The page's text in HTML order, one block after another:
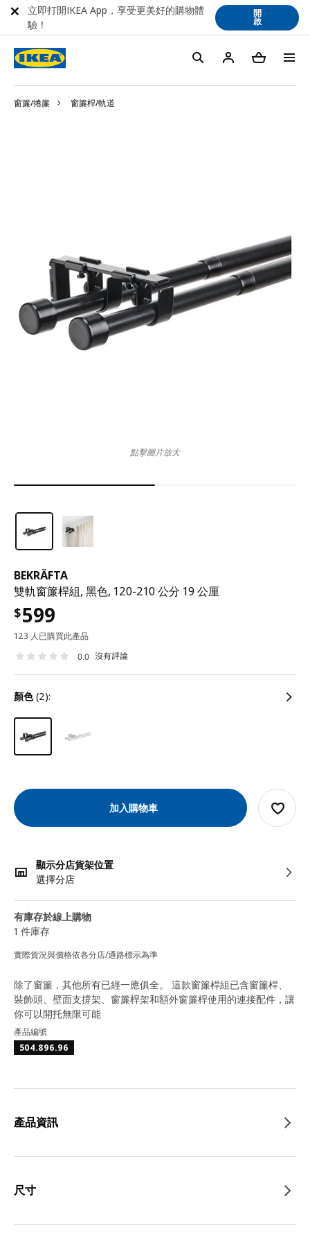
窗簾/捲簾 窗簾桿/軌道
BEKRÄFTA
雙軌窗簾桿組, 黑色, 120-210 公分 19 公厘
$599
123 人已購買此產品
0.0 沒有評論
顏色(2):
加入購物車
顯示分店貨架位置
選擇分店
有庫存於線上購物
1 件庫存
實際貨況與價格依各分店/通路標示為準
點擊圖片放大
除了窗簾，其他所有已經一應俱全。 這款窗簾桿組已含窗簾桿、
裝飾頭、壁面支撐架、窗簾桿架和額外窗簾桿使用的連接配件，讓
你可以開托無限可能
產品編號
504.896.96
產品資訊
尺寸
立即打開IKEA App，享受更美好的購物體
驗！
開
啟